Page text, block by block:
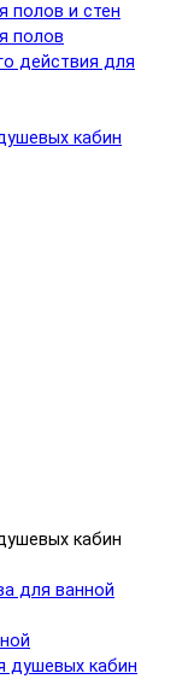
полов и стен
полов
действия для
кабин
кабин
для ванной
душевых кабин